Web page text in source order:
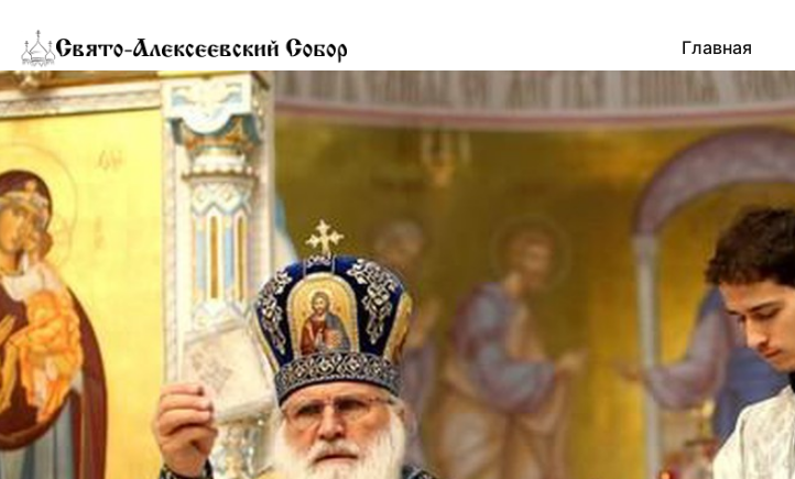
Главная